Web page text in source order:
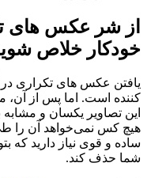
از شر عکس های
خودکار خلاص
یافتن عکس های تکراری
کننده است. اما پس از آن،
این تصاویر یکسان و
هیچ کس نمی‌خواهد آن را
ساده و قوی نیاز دارید که
شما حذف کند.